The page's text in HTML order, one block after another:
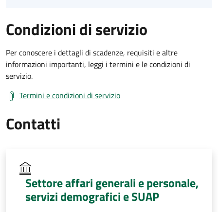
Condizioni di servizio
Per conoscere i dettagli di scadenze, requisiti e altre
informazioni importanti, leggi i termini e le condizioni di
servizio.
Termini e condizioni di servizio
Contatti
Settore affari generali e personale,
servizi demografici e SUAP